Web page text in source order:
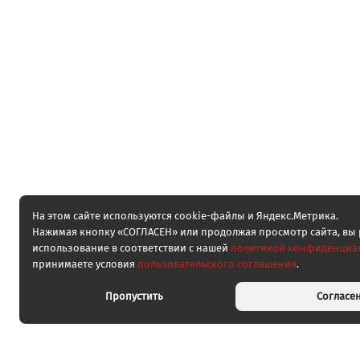
На этом сайте используются cookie-файлы и Яндекс.Метрика.
Нажимая кнопку «СОГЛАСЕН» или продолжая просмотр сайта, вы
использование в соответствии с нашей политикой
принимаете условия пользовательского соглашения.
Пропустить